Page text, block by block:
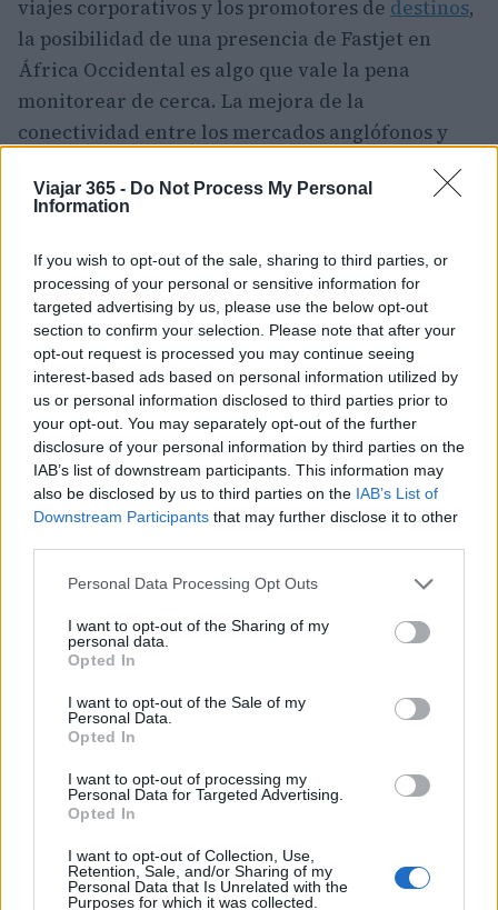
Viajar 365 - Do Not Process My Personal
Information
If you wish to opt-out of the sale, sharing to third parties, or
processing of your personal or sensitive information for
targeted advertising by us, please use the below opt-out
section to confirm your selection. Please note that after your
opt-out request is processed you may continue seeing
interest-based ads based on personal information utilized by
us or personal information disclosed to third parties prior to
your opt-out. You may separately opt-out of the further
disclosure of your personal information by third parties on the
IAB’s list of downstream participants. This information may
also be disclosed by us to third parties on the IAB’s List of
Downstream Participants that may further disclose it to other
Please note that this website/app uses one or more Google
not limited to your visit or usage behaviour. You may click to
grant or deny consent to Google and its third-party tags to
use your data for below specified purposes in below Google
consent section.
Personal Data Processing Opt Outs
I want to opt-out of the Sharing of my
personal data.
Opted In
I want to opt-out of the Sale of my
Personal Data.
Opted In
I want to opt-out of processing my
Personal Data for Targeted Advertising.
Opted In
I want to opt-out of Collection, Use,
Retention, Sale, and/or Sharing of my
Personal Data that Is Unrelated with the
Purposes for which it was collected.
viajes corporativos y los promotores de destinos,
la posibilidad de una presencia de Fastjet en
África Occidental es algo que vale la pena
monitorear de cerca. La mejora de la
conectividad entre los mercados anglófonos y
francófonos ha sido identificada durante mucho
tiempo como un cuello de botella en el desarrollo
aerolínea de bajo costo o híbrida que ingrese a
este espacio podría ayudar a desbloquear nuevos
corredores de ocio, oportunidades de viajes de
incentivo y flujos comerciales regionales.
La marca Fastjet lleva reconocimiento entre los
viajeros africanos, particularmente por su
posicionamiento sin frills y asequible, atributos
que resuenan fuertemente con una clase media
en crecimiento que busca opciones de viaje aéreo
accesibles.
Occidental, los próximos meses revelarán si las
AOCs de Solenta se convertirán realmente en el
trampolín para una nueva fase de expansión. Si
los planes avanzan, el grupo podría reforzar su
más ágiles y adaptables del continente,
estableciendo un modelo que otras aerolíneas
africanas puedan seguir pronto.